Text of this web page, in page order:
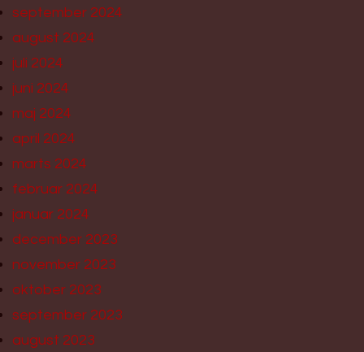
september 2024
august 2024
juli 2024
juni 2024
maj 2024
april 2024
marts 2024
februar 2024
januar 2024
december 2023
november 2023
oktober 2023
september 2023
august 2023